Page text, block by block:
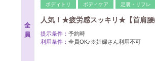
全
員
ボディトリ ボディケア 足裏・リフレ
人気！★疲労感スッキリ★【首肩
提示条件： 予約時
利用条件： 全員OK♪※妊婦さん利用不可